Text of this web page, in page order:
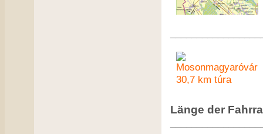
Länge der